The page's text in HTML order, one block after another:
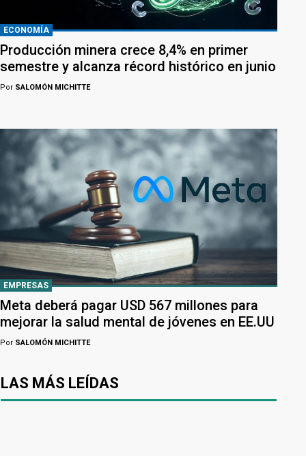
ECONOMÍA
Producción minera crece 8,4% en primer
semestre y alcanza récord histórico en junio
Por SALOMÓN MICHITTE
EMPRESAS
Meta deberá pagar USD 567 millones para
mejorar la salud mental de jóvenes en EE.UU
Por SALOMÓN MICHITTE
LAS MÁS LEÍDAS